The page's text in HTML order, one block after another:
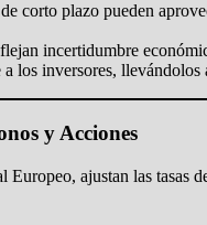
corto plazo pueden
incertidumbre
los inversores,
y Acciones
ajustan las